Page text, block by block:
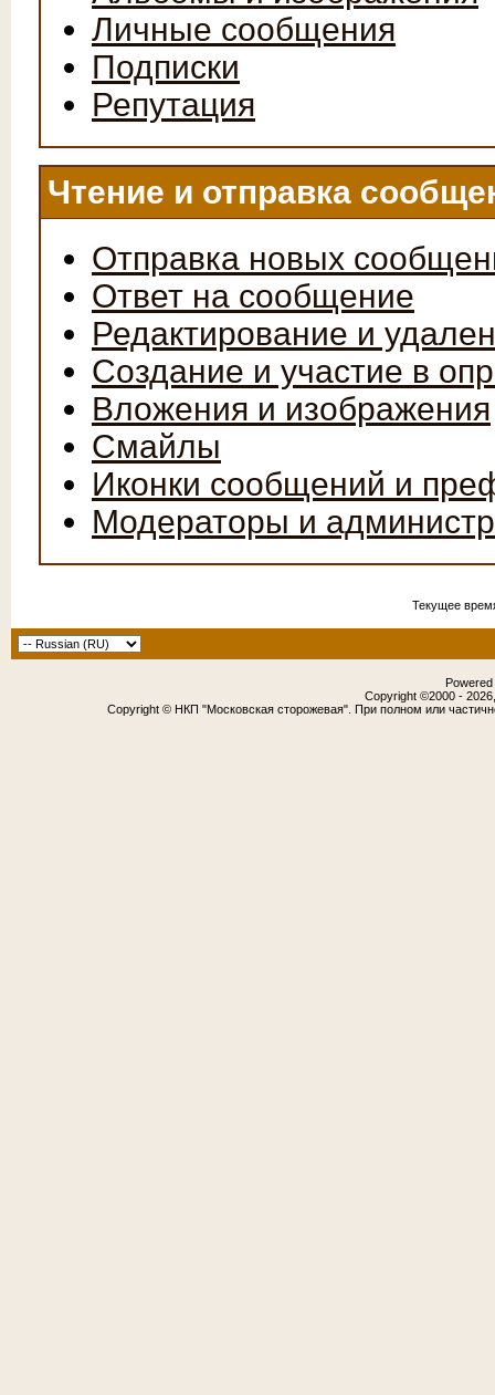
Личные сообщения
Подписки
Репутация
Чтение и отправка
Отправка новых
Ответ на сообщение
Редактирование и
Создание и участие в
Вложения и изображения
Смайлы
Иконки сообщений и
Модераторы и
Текущее
Copyright ©2000 -
Copyright © НКП "Московская сторожевая". При полном или